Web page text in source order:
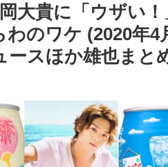
大貴に「ウザい
のワケ (2020年4
スほか雄也まと